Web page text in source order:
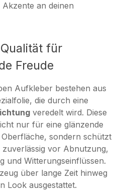
an deinen
für
Freude
Aufkleber bestehen aus
die durch eine
veredelt wird. Diese
nur für eine glänzende
sondern schützt
vor Abnutzung,
und Witterungseinflüssen.
über lange Zeit hinweg
Look ausgestattet.